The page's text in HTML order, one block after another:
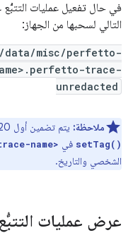
في حال تفعيل عمليات التتبُّع
التالي لسحبها من الجهاز:
misc/perfetto-
trace-
unredacted
ملاحظة: يتم تضمين أول 20 حرفًا أبجديًا رقميًا من علامة التتبُّع المقدَّمة في
setTag() في name>
الشخصي والتاريخ.
عرض عمليات